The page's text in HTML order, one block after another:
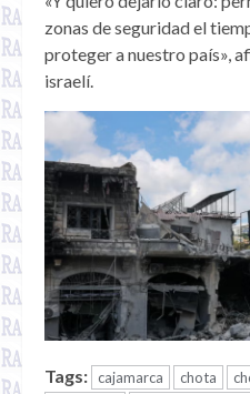
zonas de seguridad el
proteger a nuestro país»,
israelí.
Tags: cajamarca chota